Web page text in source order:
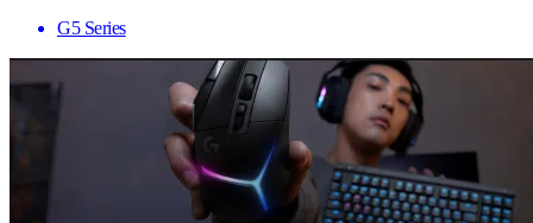
G5 Series